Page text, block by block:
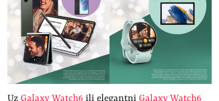
Uz Galaxy Watch6 ili elegantni Galaxy Watch6